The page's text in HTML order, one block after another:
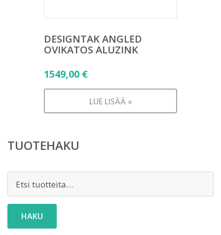
DESIGNTAK ANGLED
OVIKATOS ALUZINK
1549,00 €
LUE LISÄÄ »
TUOTEHAKU
HAKU